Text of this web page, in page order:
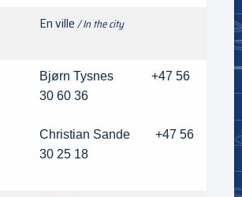
En ville/ In the city
Bjørn Tysnes +47 56
30 60 36
Christian Sande +47 56
30 25 18